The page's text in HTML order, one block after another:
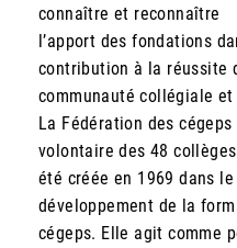
connaître et reconnaître
l’apport des fondations
contribution à la réussite
communauté collégiale
La Fédération des
volontaire des 48
été créée en 1969 dans
développement de la
cégeps. Elle agit comme